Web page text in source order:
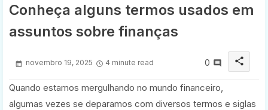
Conheça alguns termos usados em
assuntos sobre finanças
novembro 19, 2025 4 minute read 0 share
Quando estamos mergulhando no mundo financeiro,
algumas vezes se deparamos com diversos termos e siglas